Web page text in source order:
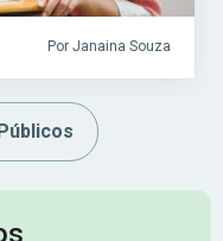
Por Janaina Souza